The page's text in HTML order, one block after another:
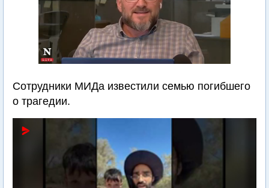
Сотрудники МИДа известили семью погибшего
о трагедии.